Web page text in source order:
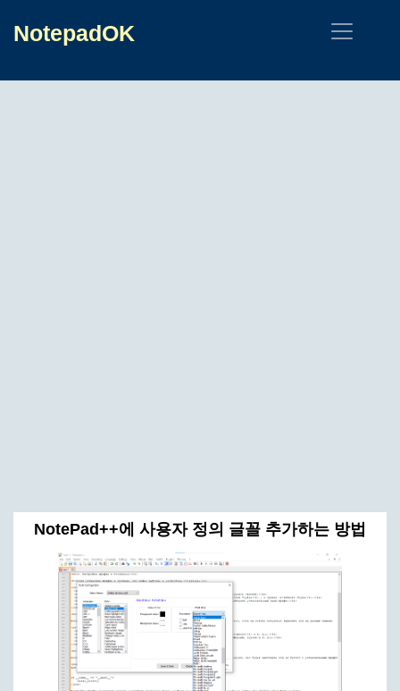
NotepadOK
NotePad++에 사용자 정의 글꼴 추가하는 방법